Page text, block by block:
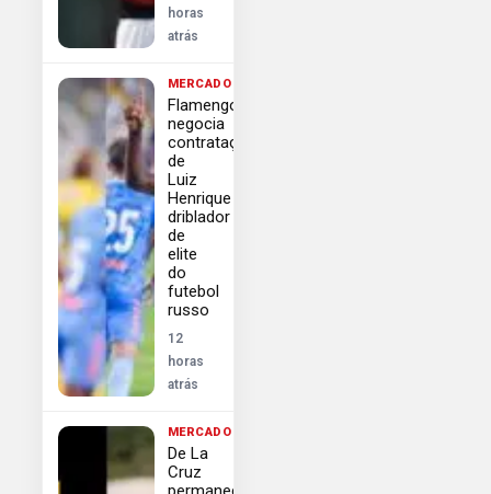
horas
atrás
MERCADO
Flamengo
negocia
contratação
de
Luiz
Henrique
driblador
de
elite
do
futebol
russo
12
horas
atrás
MERCADO
De La
Cruz